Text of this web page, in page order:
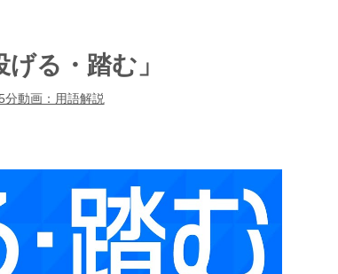
る・踏む」
分動画：用語解説